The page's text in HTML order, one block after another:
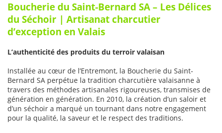
Boucherie du Saint-Bernard SA – Les Délices
du Séchoir | Artisanat charcutier
d’exception en Valais
L’authenticité des produits du terroir valaisan
Installée au cœur de l’Entremont, la Boucherie du Saint-
Bernard SA perpétue la tradition charcutière valaisanne à
travers des méthodes artisanales rigoureuses, transmises de
génération en génération. En 2010, la création d’un saloir et
d’un séchoir a marqué un tournant dans notre engagement
pour la qualité, la saveur et le respect des traditions.